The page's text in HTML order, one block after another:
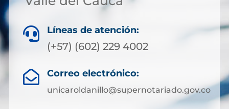
 Líneas de atención:
(+57) (602) 229 4002
 Correo electrónico:
unicaroldanillo@supernotariado.gov.co